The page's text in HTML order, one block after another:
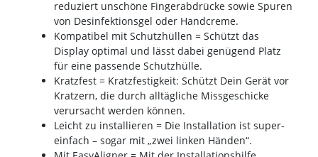
reduziert unschöne Fingerabdrücke sowie Spuren
von Desinfektionsgel oder Handcreme.
Kompatibel mit Schutzhüllen = Schützt das
Display optimal und lässt dabei genügend Platz
für eine passende Schutzhülle.
Kratzfest = Kratzfestigkeit: Schützt Dein Gerät vor
Kratzern, die durch alltägliche Missgeschicke
verursacht werden können.
Leicht zu installieren = Die Installation ist super-
einfach – sogar mit „zwei linken Händen“.